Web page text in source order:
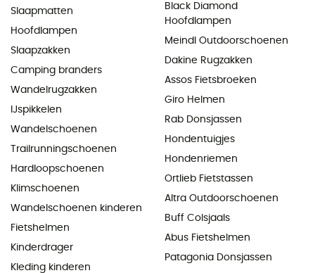
Slaapmatten
Hoofdlampen
Slaapzakken
Camping branders
Wandelrugzakken
IJspikkelen
Wandelschoenen
Trailrunningschoenen
Hardloopschoenen
Klimschoenen
Wandelschoenen kinderen
Fietshelmen
Kinderdrager
Kleding kinderen
Black Diamond
Hoofdlampen
Meindl Outdoorschoenen
Dakine Rugzakken
Assos Fietsbroeken
Giro Helmen
Rab Donsjassen
Hondentuigjes
Hondenriemen
Ortlieb Fietstassen
Altra Outdoorschoenen
Buff Colsjaals
Abus Fietshelmen
Patagonia Donsjassen